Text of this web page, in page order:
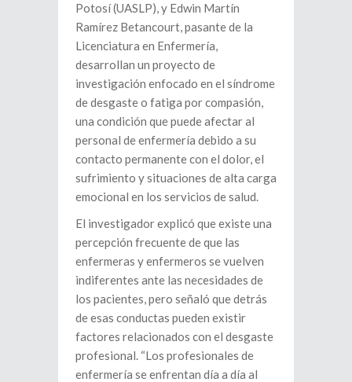
Potosí (UASLP), y Edwin Martín
Ramírez Betancourt, pasante de la
Licenciatura en Enfermería,
desarrollan un proyecto de
investigación enfocado en el síndrome
de desgaste o fatiga por compasión,
una condición que puede afectar al
personal de enfermería debido a su
contacto permanente con el dolor, el
sufrimiento y situaciones de alta carga
emocional en los servicios de salud.
El investigador explicó que existe una
percepción frecuente de que las
enfermeras y enfermeros se vuelven
indiferentes ante las necesidades de
los pacientes, pero señaló que detrás
de esas conductas pueden existir
factores relacionados con el desgaste
profesional. “Los profesionales de
enfermería se enfrentan día a día al